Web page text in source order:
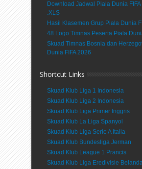
Download Jadwal Piala Dunia FIFA
.XLS
Hasil Klasemen Grup Piala Dunia
48 Logo Timnas Peserta Piala
Skuad Timnas Bosnia dan
Dunia FIFA 2026
Shortcut Links
Skuad Klub Liga 1 Indonesia
Skuad Klub Liga 2 Indonesia
Skuad Klub Liga Primer Inggris
Skuad Klub La Liga Spanyol
Skuad Klub Liga Serie A Italia
Skuad Klub Bundesliga Jerman
Skuad Klub League 1 Prancis
Skuad Klub Liga Eredivisie